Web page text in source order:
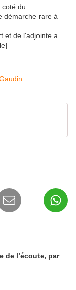
du
démarche rare à
et de l'adjointe a
de l’écoute, par